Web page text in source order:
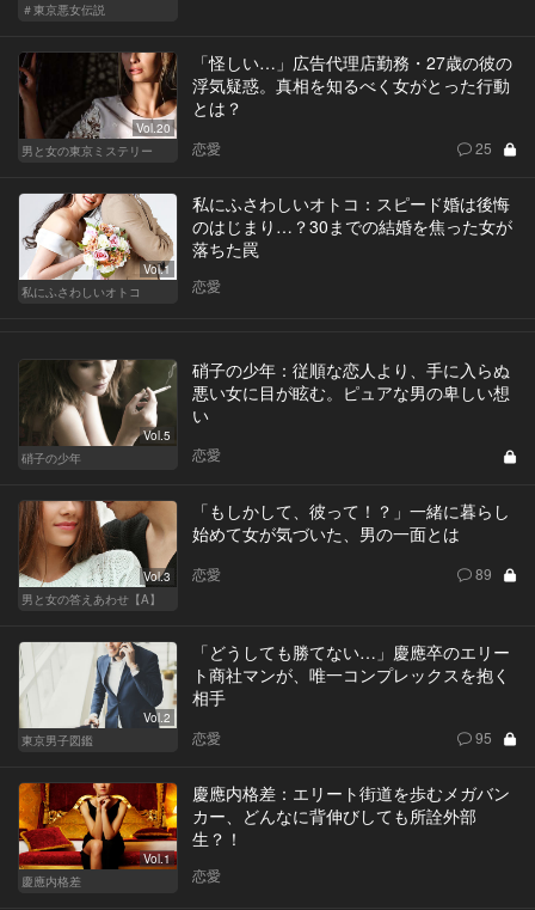
＃東京悪女伝説
Vol.20
男と女の東京ミステリー
「怪しい…」広告代理店勤務・27歳の彼の
浮気疑惑。真相を知るべく女がとった行動
とは？
恋愛 25
Vol.1
私にふさわしいオトコ
私にふさわしいオトコ：スピード婚は後悔
のはじまり…？30までの結婚を焦った女が
落ちた罠
恋愛
Vol.5
硝子の少年
硝子の少年：従順な恋人より、手に入らぬ
悪い女に目が眩む。ピュアな男の卑しい想
い
恋愛
Vol.3
男と女の答えあわせ【A】
「もしかして、彼って！？」一緒に暮らし
始めて女が気づいた、男の一面とは
恋愛 89
Vol.2
東京男子図鑑
「どうしても勝てない…」慶應卒のエリー
ト商社マンが、唯一コンプレックスを抱く
相手
恋愛 95
Vol.1
慶應内格差
慶應内格差：エリート街道を歩むメガバン
カー、どんなに背伸びしても所詮外部
生？！
恋愛